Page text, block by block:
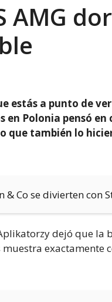
AMG
estás a punto de
Polonia pensó en
que también lo
& Co se divierten con
dejó que
exactamente